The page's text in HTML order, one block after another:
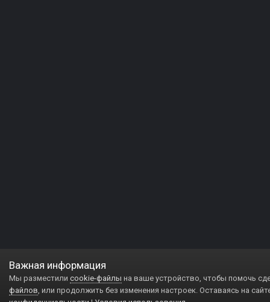
Важная информация
Мы разместили cookie-файлы на ваше устройство, чтобы помочь
файлов, или продолжить без изменения настроек. Оставаясь на